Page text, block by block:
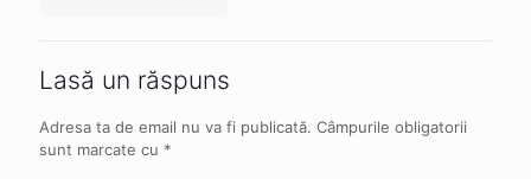
Lasă un răspuns
Adresa ta de email nu va fi publicată. Câmpurile obligatorii
sunt marcate cu *